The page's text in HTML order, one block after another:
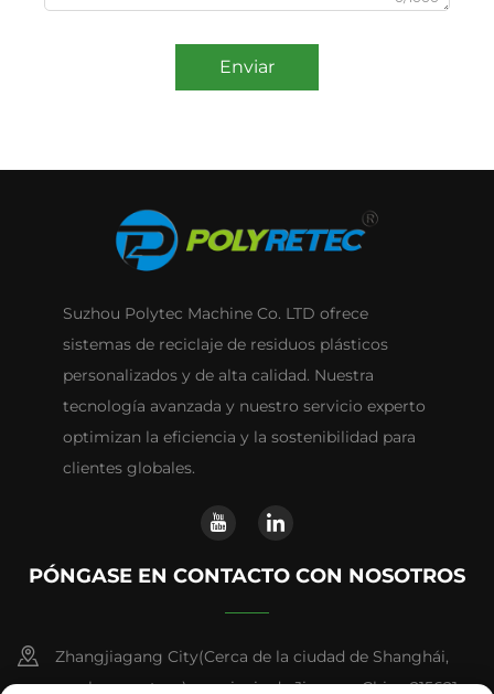
Enviar
Suzhou Polytec Machine Co. LTD ofrece
sistemas de reciclaje de residuos plásticos
personalizados y de alta calidad. Nuestra
tecnología avanzada y nuestro servicio experto
optimizan la eficiencia y la sostenibilidad para
clientes globales.
PÓNGASE EN CONTACTO CON NOSOTROS
Zhangjiagang City(Cerca de la ciudad de Shanghái,
una hora en tren), provincia de Jiangsu, China 215621